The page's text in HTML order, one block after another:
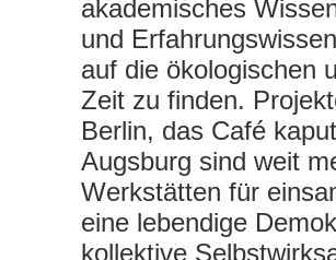
akademisches
und
auf die ökologischen
Zeit zu finden.
Berlin, das Café
Augsburg sind weit
Werkstätten für
eine lebendige
kollektive